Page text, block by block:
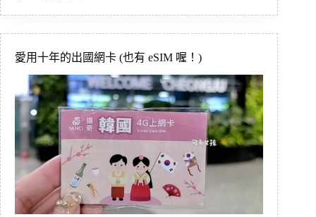
愛用十年的出國網卡 (也有 eSIM 喔！)